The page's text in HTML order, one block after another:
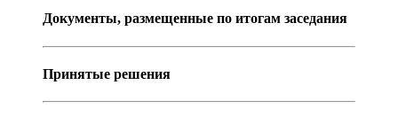
Документы, размещенные по итогам заседания
Принятые решения